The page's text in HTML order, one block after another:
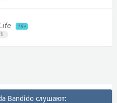
18+
Bandido слушают: